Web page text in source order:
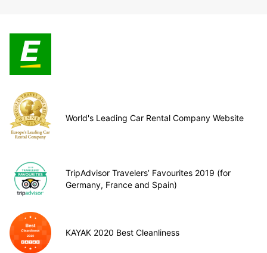
World's Leading Car Rental Company Website
TripAdvisor Travelers’ Favourites 2019 (for
Germany, France and Spain)
KAYAK 2020 Best Cleanliness